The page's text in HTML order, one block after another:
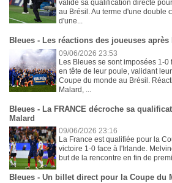
valide sa qualification directe
au Brésil. Au terme d'une double
d'une...
Bleues - Les réactions des joueuses après
09/06/2026 23:53
Les Bleues se sont imposées 1-
en tête de leur poule, validant
Coupe du monde au Brésil.
Malard, ...
Bleues - La FRANCE décroche sa
Malard
09/06/2026 23:16
La France est qualifiée pour la
victoire 1-0 face à l'Irlande.
but de la rencontre en fin de
Bleues - Un billet direct pour la Coupe du